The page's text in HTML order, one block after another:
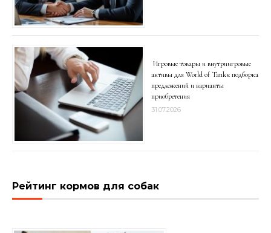
Игровые товары и внутриигровые
активы для World of Tanks: подборка
предложений и варианты
приобретения
31.07.2026
Рейтинг кормов для собак